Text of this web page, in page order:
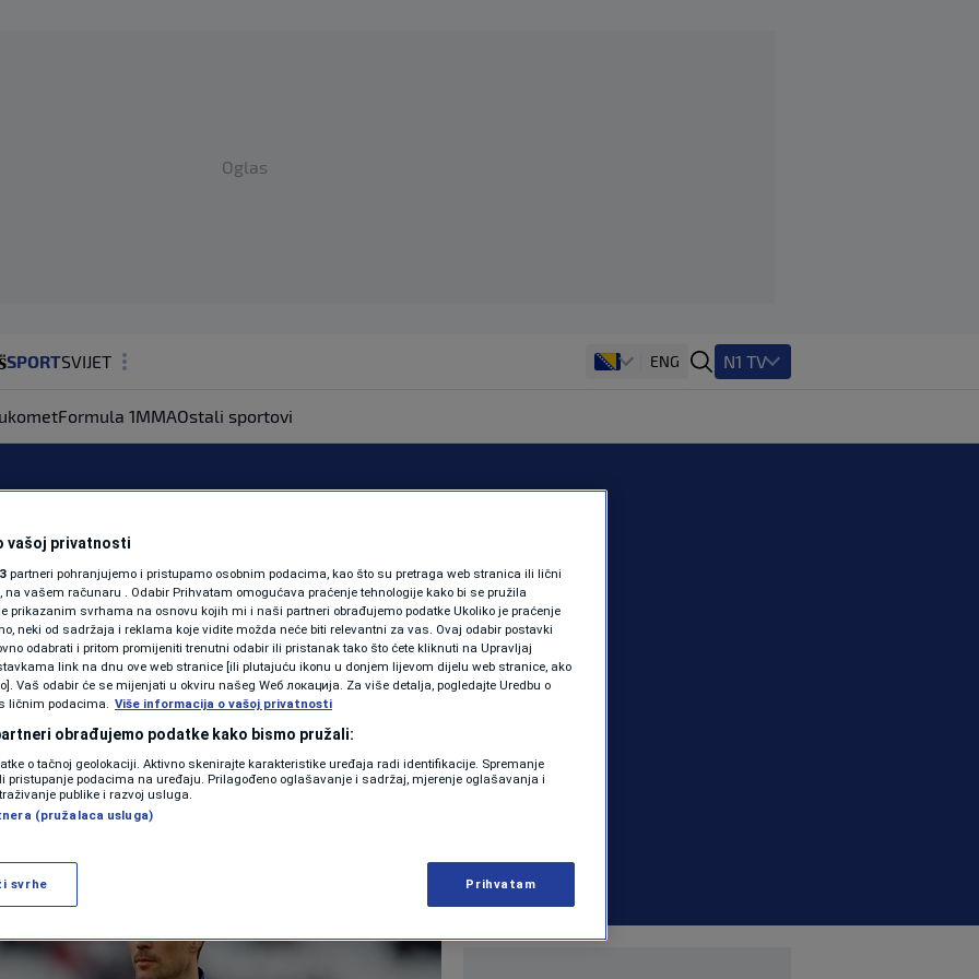
Oglas
SPORTSVIJET
ZDRAVLJE
SHOWBIZ
KOLUMNE
PODCAST
N1 SPECIJAL
FENOMENI
NEISTRAŽENO
VIRALNO
VIDEO
ENG N1 TV
Formula 1MMAOstali sportovi
Asmir Begović
će za
Engleske?
NOGOMET | 0 komentara
Više
vašoj privatnosti
partneri pohranjujemo i pristupamo osobnim podacima, kao što su pretraga web stranica ili lični
na vašem računaru . Odabir Prihvatam omogućava praćenje tehnologije kako bi se pružila
prikazanim svrhama na osnovu kojih mi i naši partneri obrađujemo podatke Ukoliko je praćenje
neki od sadržaja i reklama koje vidite možda neće biti relevantni za vas. Ovaj odabir postavki
odabrati i pritom promijeniti trenutni odabir ili pristanak tako što ćete kliknuti na Upravljaj
link na dnu ove web stranice [ili plutajuću ikonu u donjem lijevom dijelu web stranice, ako
Vaš odabir će se mijenjati u okviru našeg Wеб локација. Za više detalja, pogledajte Uredbu o
ličnim podacima. Više informacija o vašoj privatnosti
obrađujemo podatke kako bismo pružali:
o tačnoj geolokaciji. Aktivno skenirajte karakteristike uređaja radi identifikacije. Spremanje
pristupanje podacima na uređaju. Prilagođeno oglašavanje i sadržaj, mjerenje oglašavanja i
publike i razvoj usluga.
(pružalaca usluga)
svrhe Prihvatam